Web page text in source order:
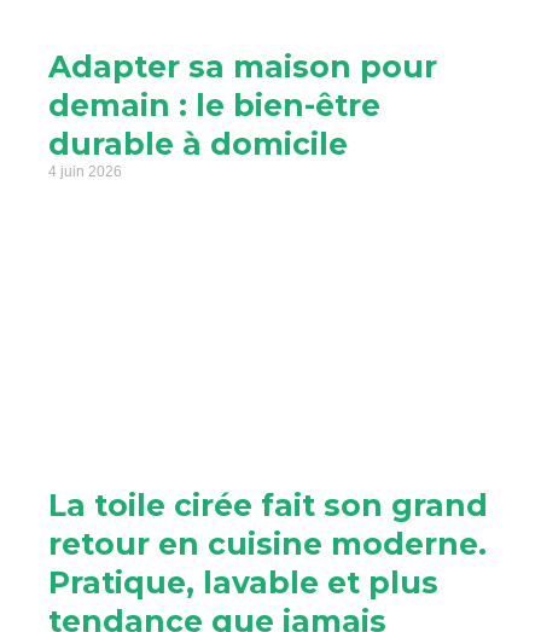
Adapter sa maison pour
demain : le bien-être
durable à domicile
4 juin 2026
La toile cirée fait son grand
retour en cuisine moderne.
Pratique, lavable et plus
tendance que jamais